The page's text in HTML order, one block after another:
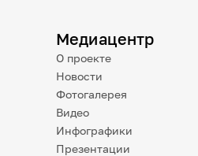
Медиацентр
О проекте
Новости
Фотогалерея
Видео
Инфографики
Презентации